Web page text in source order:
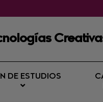
DE ESTUDIOS